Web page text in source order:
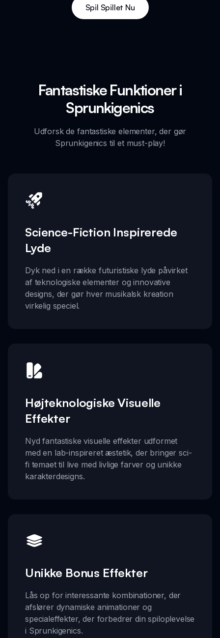
Spil Spillet Nu
Fantastiske Funktioner i
Sprunkigenics
Udforsk de fantastiske elementer, der gør
Sprunkigenics til et must-play!
Science-Fiction Inspirerede
Lyde
Dyk ned i en række futuristiske lyde påvirket
af teknologiske elementer og innovative
designs, der gør hver musikalsk kreation
virkelig speciel.
Højteknologiske Visuelle
Effekter
Nyd fantastiske visuelle effekter udformet
med en lab-inspireret æstetik, der bringer sci-
fi temaet til live med livlige farver og unikke
karakterdesigns.
Unikke Bonus Effekter
Lås op for interessante kombinationer, der
afslører dynamiske animationer og
specialeffekter, der forbedrer din spiloplevelse
i Sprunkigenics.